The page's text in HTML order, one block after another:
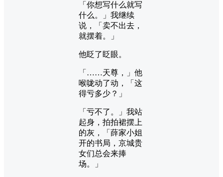
「你想写什么就写
什么。」我继续
说，「卖不出去，
就摆着。」
他眨了眨眼。
「……天尊，」他
喉咙动了动，「这
得亏多少？」
「亏不了。」我站
起身，拍拍裙摆上
的灰，「薛家小姐
开的书局，京城贵
女们总会来捧
场。」